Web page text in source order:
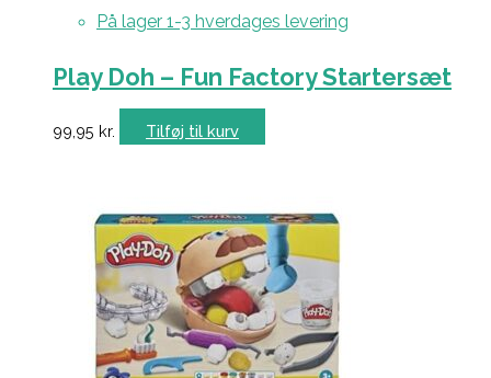
På lager 1-3 hverdages levering
Play Doh – Fun Factory Startersæt
99,95 kr. Tilføj til kurv